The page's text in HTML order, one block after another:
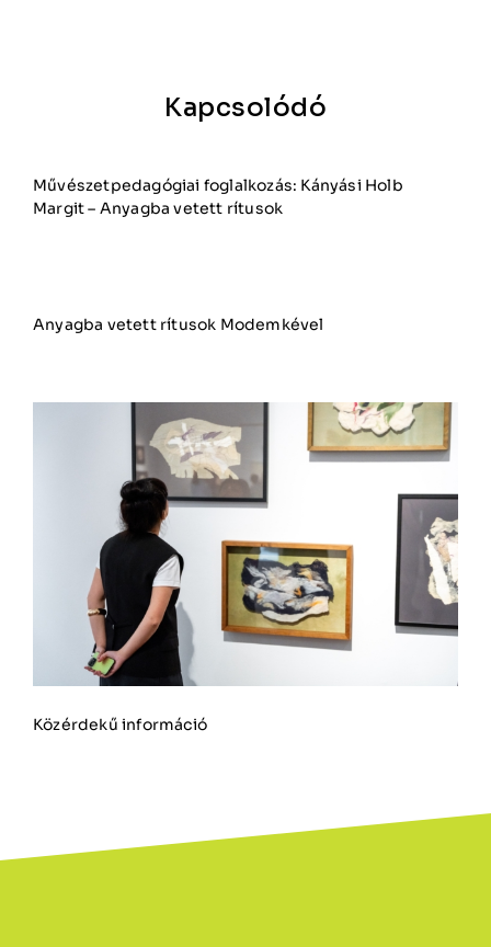
Kapcsolódó
Művészetpedagógiai foglalkozás: Kányási Holb
Margit – Anyagba vetett rítusok
Anyagba vetett rítusok Modemkével
Közérdekű információ